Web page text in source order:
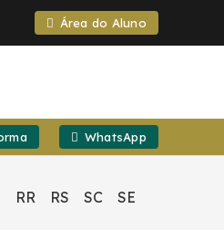
Área do Aluno
WhatsApp
RR RS SC SE